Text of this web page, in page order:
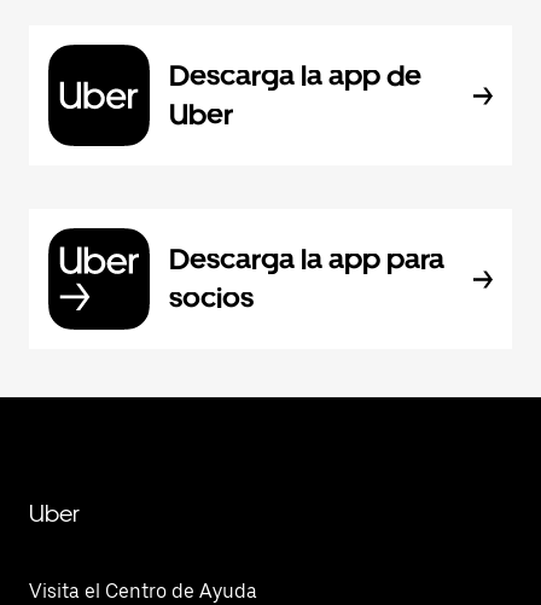
Descarga la app de
Uber
Descarga la app para
socios
Uber
Visita el Centro de Ayuda